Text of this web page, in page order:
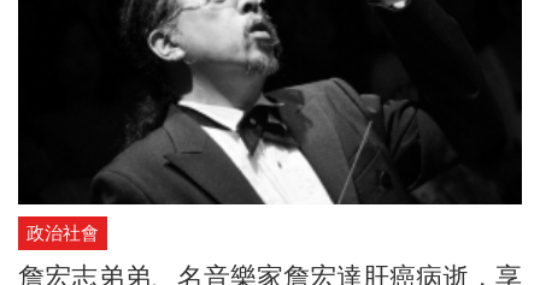
政治社會
詹宏志弟弟、名音樂家詹宏達肝癌病逝，享